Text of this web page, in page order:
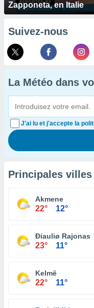
Zapponeta, en Italie
Suivez-nous
La Météo dans
J'ai lu et j'accepte la
Principales villes
Akmene
22° 12°
Ðiauliø Rajonas
23° 11°
Kelmë
22° 11°